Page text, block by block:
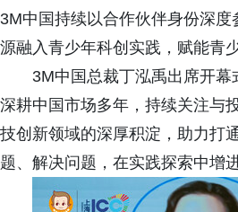
3M中国持续以合作伙伴身份深
源融入青少年科创实践，赋能青
3M中国总裁丁泓禹出席开
深耕中国市场多年，持续关注与
技创新领域的深厚积淀，助力打
题、解决问题，在实践探索中增